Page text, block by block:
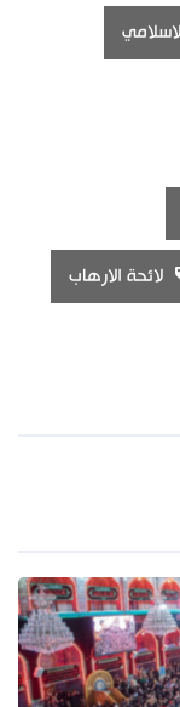
لائحة الارهاب